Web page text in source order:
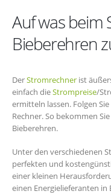
Auf was beim
Bieberehren
DerStromrechner ist
einfach dieStrompreise/
ermitteln lassen. Folgen
Rechner. So bekommen
Bieberehren.
Unter den verschiedenen
perfekten und
einer kleinen
einen Energielieferanten